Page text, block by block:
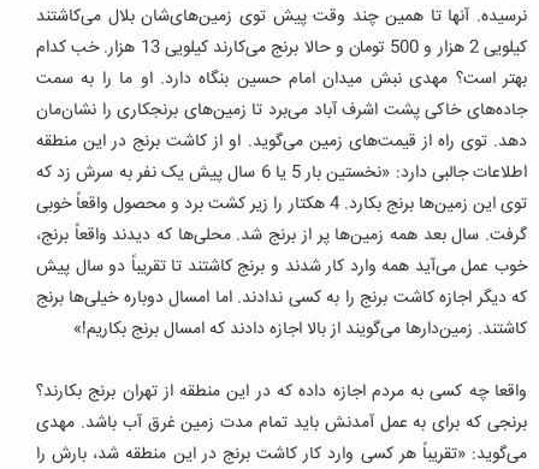
نرسیده. آنها تا همین چند وقت پیش توی زمین‌های‌شان بلال می‌کاشتند
کیلویی 2 هزار و 500 تومان و حالا برنج می‌کارند کیلویی 13 هزار. خب کدام
بهتر است؟ مهدی نبش میدان امام حسین بنگاه دارد. او ما را به سمت
جاده‌های خاکی پشت اشرف آباد می‌برد تا زمین‌های برنجکاری را نشان‌مان
دهد. توی راه از قیمت‌های زمین می‌گوید. او از کاشت برنج در این منطقه
اطلاعات جالبی دارد: «نخستین بار 5 یا 6 سال پیش یک نفر به سرش زد که
توی این زمین‌ها برنج بکارد. 4 هکتار را زیر کشت برد و محصول واقعاً خوبی
گرفت. سال بعد همه زمین‌ها پر از برنج شد. محلی‌ها که دیدند واقعاً برنج،
خوب عمل می‌آید همه وارد کار شدند و برنج کاشتند تا تقریباً دو سال پیش
که دیگر اجازه کاشت برنج را به کسی ندادند. اما امسال دوباره خیلی‌ها برنج
کاشتند. زمین‌دارها می‌گویند از بالا اجازه دادند که امسال برنج بکاریم!»
واقعا چه کسی به مردم اجازه داده که در این منطقه از تهران برنج بکارند؟
برنجی که برای به عمل آمدنش باید تمام مدت زمین غرق آب باشد. مهدی
می‌گوید: «تقریباً هر کسی وارد کار کاشت برنج در این منطقه شد، بارش را